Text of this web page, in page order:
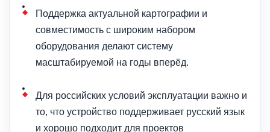
Поддержка актуальной картографии и
совместимость с широким набором
оборудования делают систему
масштабируемой на годы вперёд.
Для российских условий эксплуатации важно и
то, что устройство поддерживает русский язык
и хорошо подходит для проектов